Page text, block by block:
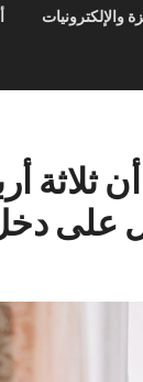
والإلكترونيات
ثلاثة
على